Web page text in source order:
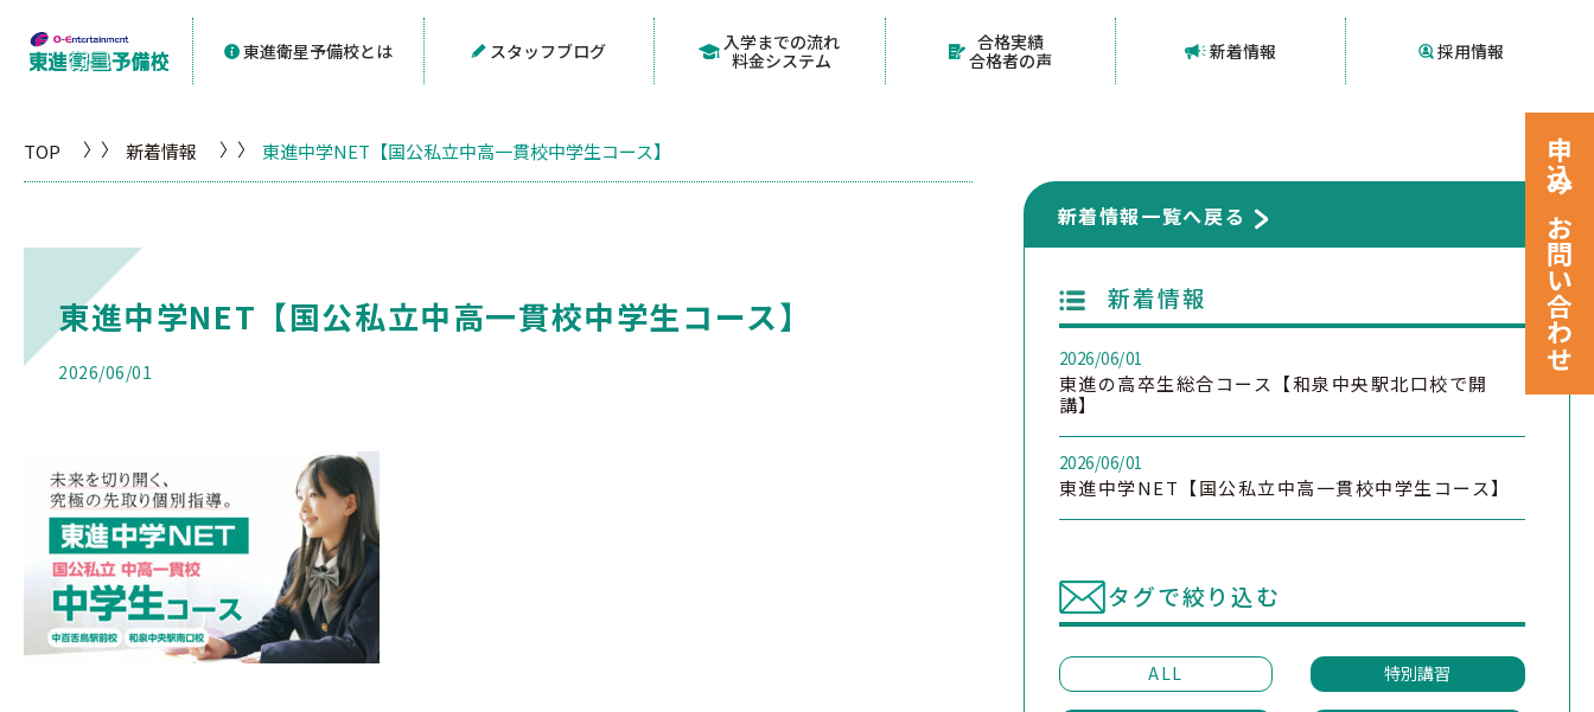
東進衛星予備校とは スタッフブログ
入学までの流れ
料金システム
合格実績
合格者の声
新着情報 採用情報
TOP 新着情報 東進中学NET【国公私立中高一貫校中学生コース】
東進中学NET【国公私立中高一貫校中学生コース】
2026/06/01
新着情報一覧へ戻る
新着情報
2026/06/01
東進の高卒生総合コース【和泉中央駅北口校で開
講】
2026/06/01
東進中学NET【国公私立中高一貫校中学生コース】
タグで絞り込む
ALL 特別講習
申込みお問い合わせ